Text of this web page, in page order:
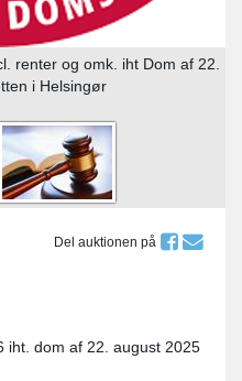
renter og omk. iht Dom af 22.
i Helsingør
Del auktionen på
iht. dom af 22. august 2025